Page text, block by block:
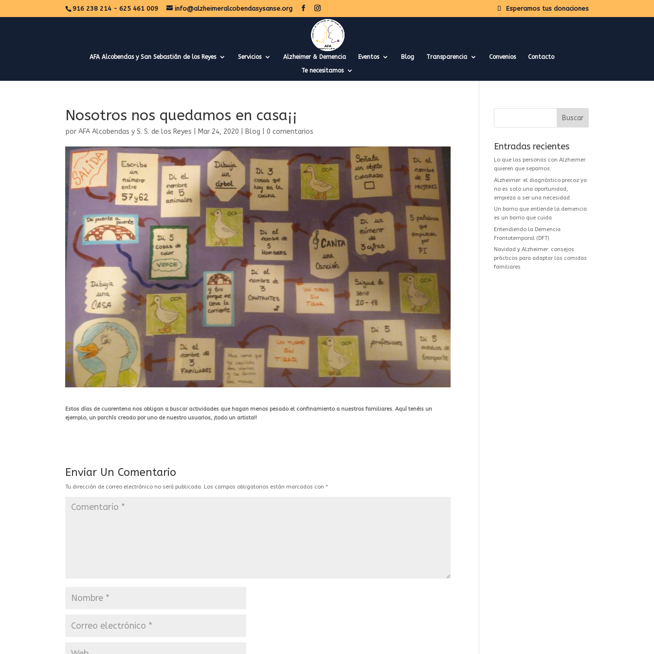
916 238 214 - 625 461 009 info@alzheimeralcobendasysanse.org Esperamos tus donaciones
AFA Alcobendas y San Sebastián de los Reyes Servicios Alzheimer & Demencia Eventos Blog Transparencia Convenios
Contacto
Te necesitamos
Nosotros nos quedamos en casa¡¡
porAFA Alcobendas y S. S. de los Reyes Mar 24, 2020 Blog |0 comentarios
Estos días de cuarentena nos obligan a buscar actividades que hagan menos pesado el confinamiento a nuestros familiares. Aquí tenéis un
ejemplo, un parchís creado por uno de nuestro usuarios, ¡todo un artista!!
Enviar Un Comentario
Tu dirección de correo electrónico no será publicada. Los campos obligatorios están marcados con*
Entradas recientes
Lo que las personas con Alzheimer
quieren que sepamos.
Alzheimer: el diagnóstico precoz ya
no es solo una oportunidad,
empieza a ser una necesidad
Un barrio que entiende la demencia
es un barrio que cuida
Entendiendo la Demencia
Frontotemporal (DFT)
Navidad y Alzheimer: consejos
prácticos para adaptar las comidas
familiares